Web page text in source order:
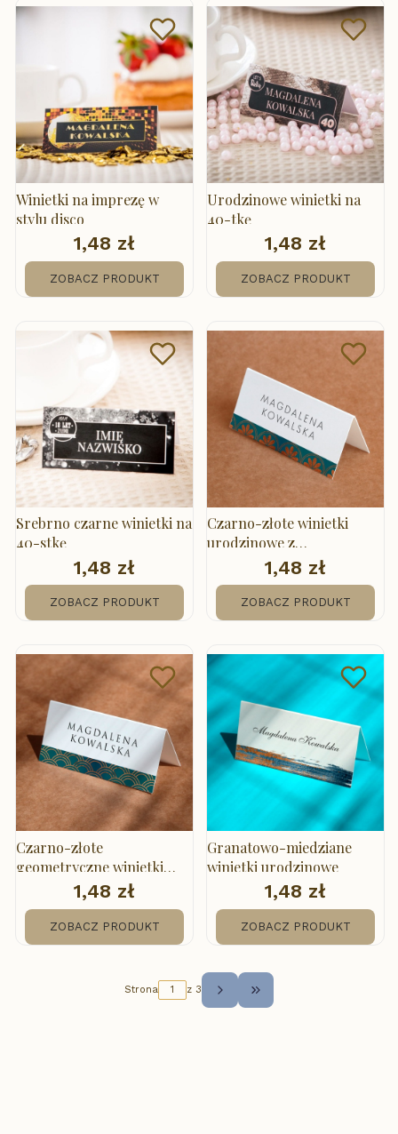
Winietki na imprezę w
stylu disco
Cena
1,48 zł
ZOBACZ PRODUKT
Urodzinowe winietki na
40-tkę
Cena
1,48 zł
ZOBACZ PRODUKT
Srebrno czarne winietki na
40-stkę
Cena
1,48 zł
ZOBACZ PRODUKT
Czarno-złote winietki
urodzinowe z
geometrycznymi liśćmi
Cena
1,48 zł
ZOBACZ PRODUKT
Czarno-złote
geometryczne winietki
urodzinowe
Cena
1,48 zł
ZOBACZ PRODUKT
Granatowo-miedziane
winietki urodzinowe
Cena
1,48 zł
ZOBACZ PRODUKT
Strona z 3
Przejdź do ostatniej